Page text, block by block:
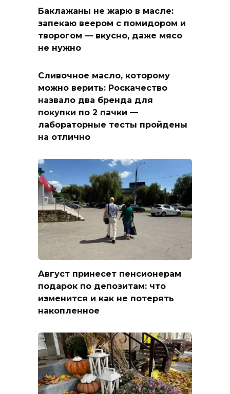
Баклажаны не жарю в масле:
запекаю веером с помидором и
творогом — вкусно, даже мясо
не нужно
Сливочное масло, которому
можно верить: Роскачество
назвало два бренда для
покупки по 2 пачки —
лабораторные тесты пройдены
на отлично
Август принесет пенсионерам
подарок по депозитам: что
изменится и как не потерять
накопленное